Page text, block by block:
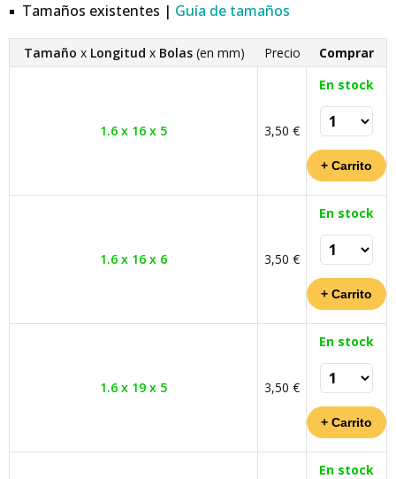
Tamaños existentes | Guía de tamaños
Tamaño x Longitud x Bolas (en mm) Precio Comprar
1.6 x 16 x 5 3,50 €
En stock
1.6 x 16 x 6 3,50 €
En stock
1.6 x 19 x 5 3,50 €
En stock
En stock